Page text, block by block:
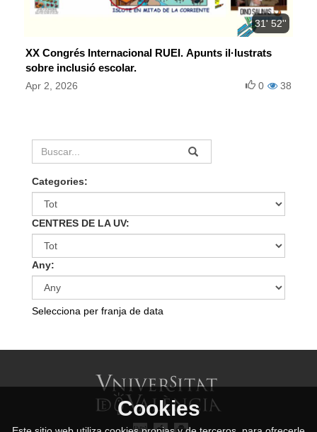
31' 52''
XX Congrés Internacional RUEI. Apunts il·lustrats
sobre inclusió escolar.
Apr 2, 2026 38
0
Categories:
CENTRES DE LA UV:
Any:
Selecciona per franja de data
Cookies